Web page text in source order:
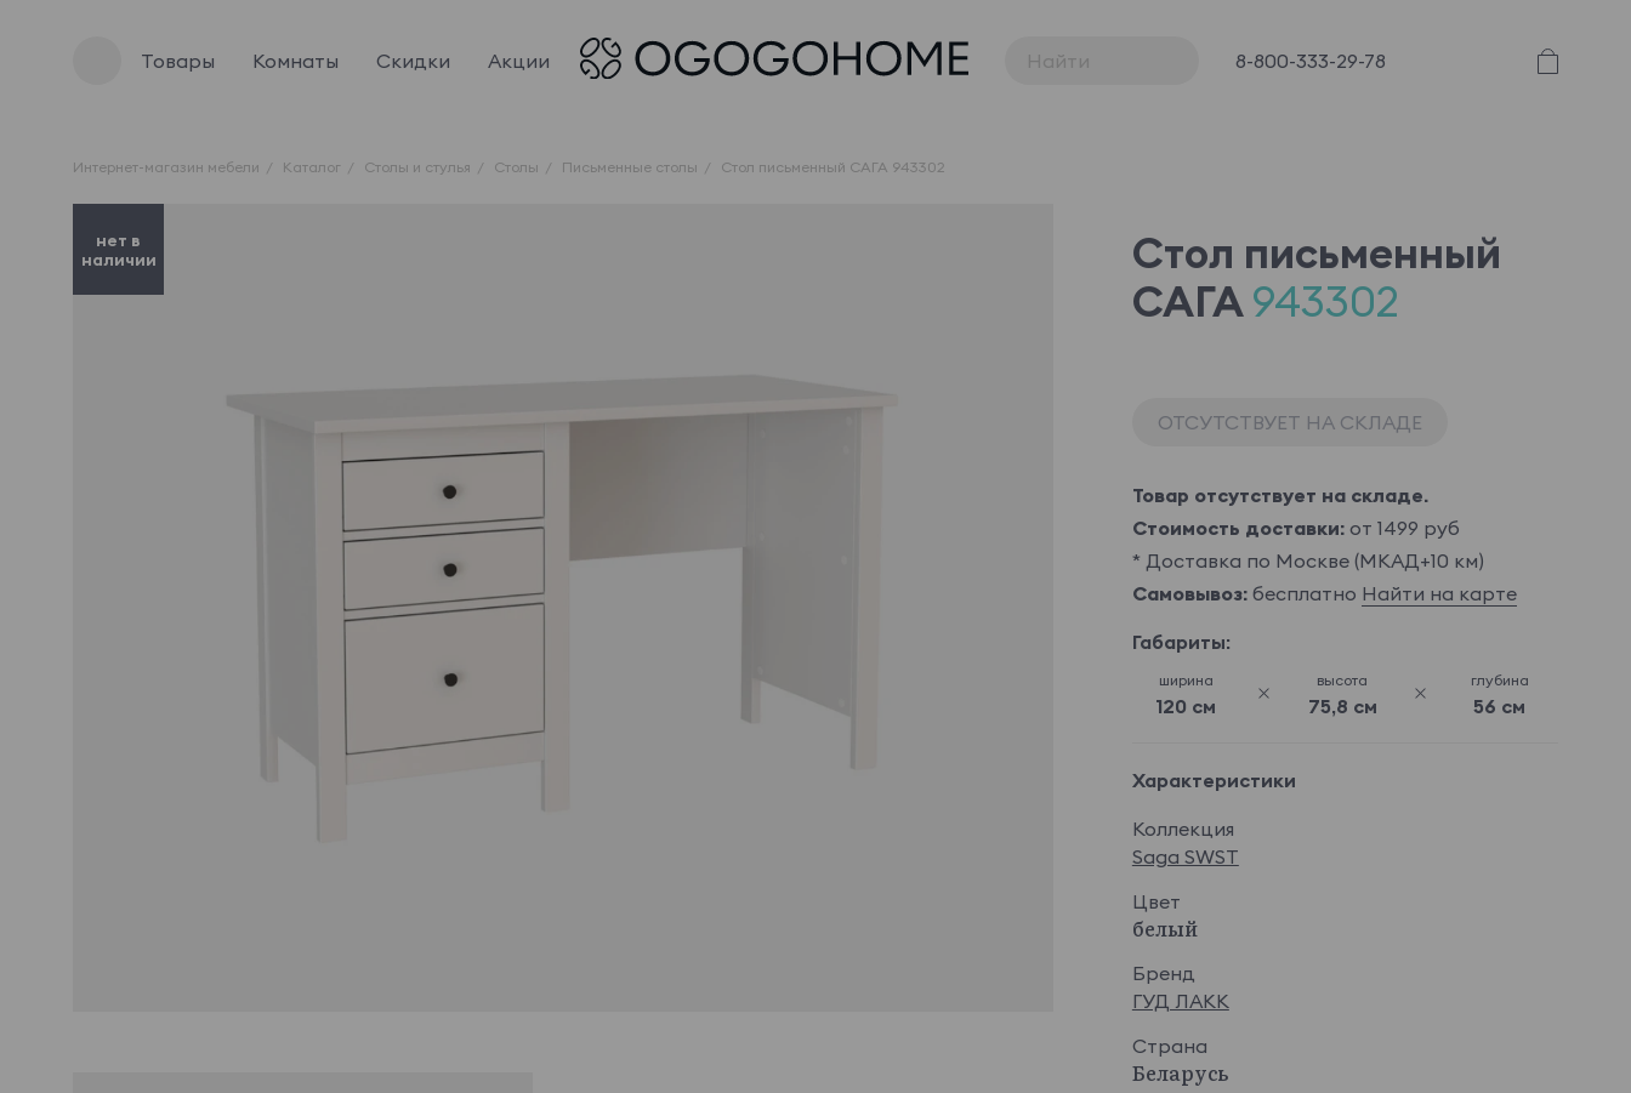
Товары Комнаты Скидки Акции 8-800-333-29-78
Интернет-магазин мебели Каталог Столы и стулья Столы Письменные столы Стол письменный САГА 943302
нет в
наличии
Стол письменный
САГА943302
ОТСУТСТВУЕТ НА СКЛАДЕ
Товар отсутствует на складе.
Стоимость доставки:от 1499 руб
* Доставка по Москве (МКАД+10 км)
Самовывоз:бесплатно Найти на карте
Габариты:
ширина
120 см
высота
75,8 см
глубина
56 см
Характеристики
Коллекция
Saga SWST
Цвет
белый
Бренд
ГУД ЛАКК
Страна
Беларусь